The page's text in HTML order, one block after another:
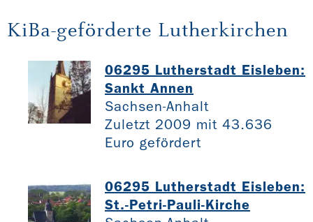
KiBa-geförderte Lutherkirchen
06295 Lutherstadt Eisleben:
Sankt Annen
Sachsen-Anhalt
Zuletzt 2009 mit 43.636
Euro gefördert
06295 Lutherstadt Eisleben:
St.-Petri-Pauli-Kirche